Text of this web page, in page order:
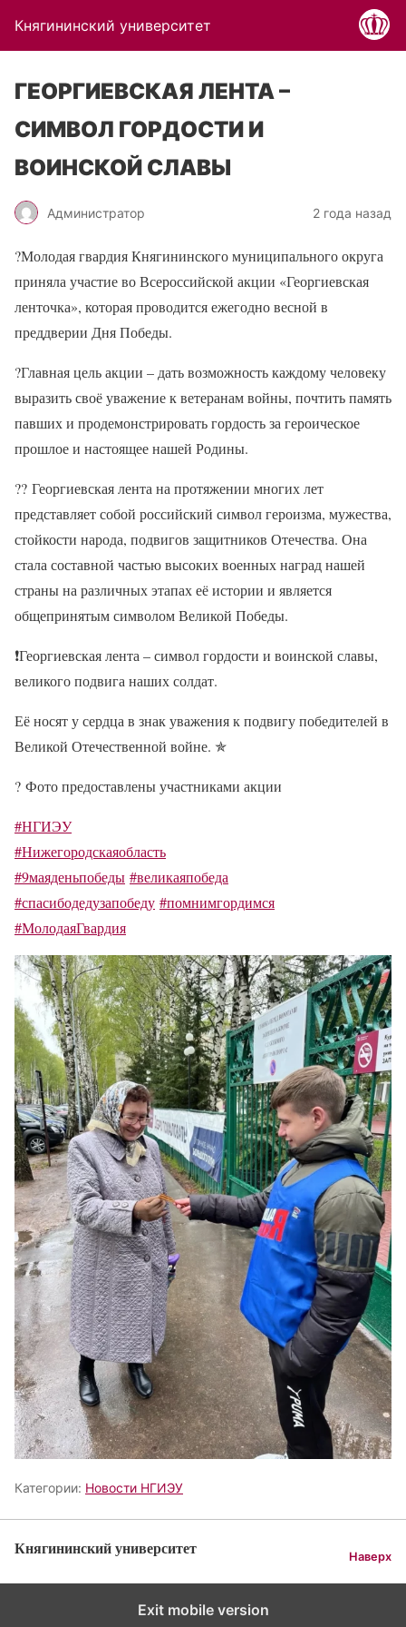
Княгининский университет
ГЕОРГИЕВСКАЯ ЛЕНТА –
СИМВОЛ ГОРДОСТИ И
ВОИНСКОЙ СЛАВЫ
Администратор 2 года назад
?Молодая гвардия Княгининского муниципального округа
приняла участие во Всероссийской акции «Георгиевская
ленточка», которая проводится ежегодно весной в
преддверии Дня Победы.
?Главная цель акции – дать возможность каждому человеку
выразить своё уважение к ветеранам войны, почтить память
павших и продемонстрировать гордость за героическое
прошлое и настоящее нашей Родины.
?? Георгиевская лента на протяжении многих лет
представляет собой российский символ героизма, мужества,
стойкости народа, подвигов защитников Отечества. Она
стала составной частью высоких военных наград нашей
страны на различных этапах её истории и является
общепринятым символом Великой Победы.
❗Георгиевская лента – символ гордости и воинской славы,
великого подвига наших солдат.
Её носят у сердца в знак уважения к подвигу победителей в
Великой Отечественной войне. ✯
? Фото предоставлены участниками акции
#НГИЭУ
#Нижегородскаяобласть
#9маяденьпобеды #великаяпобеда
#спасибодедузапобеду #помнимгордимся
#МолодаяГвардия
Категории: Новости НГИЭУ
Княгининский университет Наверх
Exit mobile version